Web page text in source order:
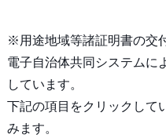
※用途地域等諸証明書の交
電子自治体共同システムに
しています。
下記の項目をクリックして
みます。